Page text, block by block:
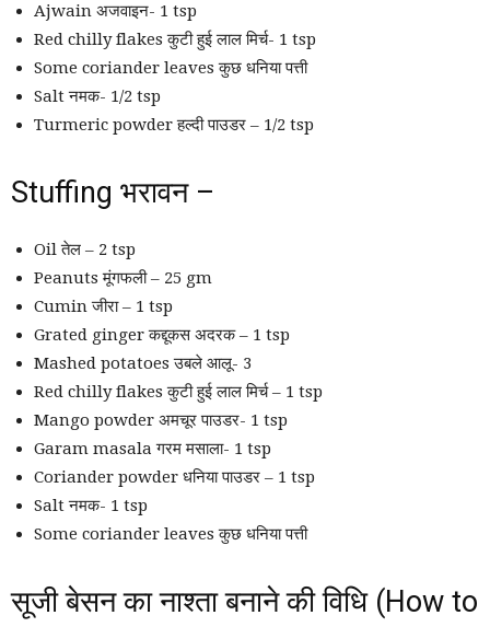
Ajwain अजवाइन- 1 tsp
Red chilly flakes कुटी हुई लाल मिर्च- 1 tsp
Some coriander leaves कुछ धनिया पत्ती
Salt नमक- 1/2 tsp
Turmeric powder हल्दी पाउडर – 1/2 tsp
Stuffing भरावन –
Oil तेल – 2 tsp
Peanuts मूंगफली – 25 gm
Cumin जीरा – 1 tsp
Grated ginger कद्दूकस अदरक – 1 tsp
Mashed potatoes उबले आलू- 3
Red chilly flakes कुटी हुई लाल मिर्च – 1 tsp
Mango powder अमचूर पाउडर- 1 tsp
Garam masala गरम मसाला- 1 tsp
Coriander powder धनिया पाउडर – 1 tsp
Salt नमक- 1 tsp
Some coriander leaves कुछ धनिया पत्ती
सूजी बेसन का नाश्ता बनाने की विधि (How to